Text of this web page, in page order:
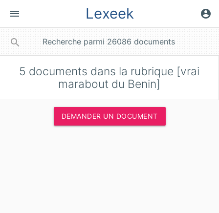
menu Lexeek account_circle
search
5 documents dans la rubrique [vrai
marabout du Benin]
DEMANDER UN DOCUMENT